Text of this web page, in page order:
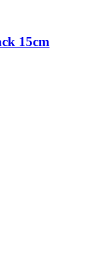
15cm